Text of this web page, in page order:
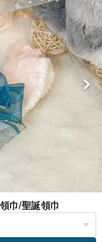
巾/聖誕領巾